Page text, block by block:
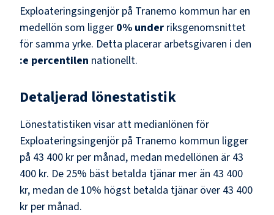
Exploateringsingenjör på Tranemo kommun har en
medellön som ligger 0% under riksgenomsnittet
för samma yrke. Detta placerar arbetsgivaren i den
:e percentilen nationellt.
Detaljerad lönestatistik
Lönestatistiken visar att medianlönen för
Exploateringsingenjör på Tranemo kommun ligger
på 43 400 kr per månad, medan medellönen är 43
400 kr. De 25% bäst betalda tjänar mer än 43 400
kr, medan de 10% högst betalda tjänar över 43 400
kr per månad.